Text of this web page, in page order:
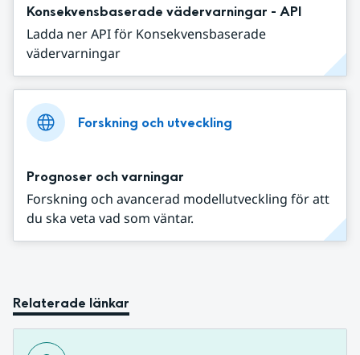
Konsekvensbaserade vädervarningar - API
Ladda ner API för Konsekvensbaserade
vädervarningar
Forskning och utveckling
Prognoser och varningar
Forskning och avancerad modellutveckling för att
du ska veta vad som väntar.
Relaterade länkar